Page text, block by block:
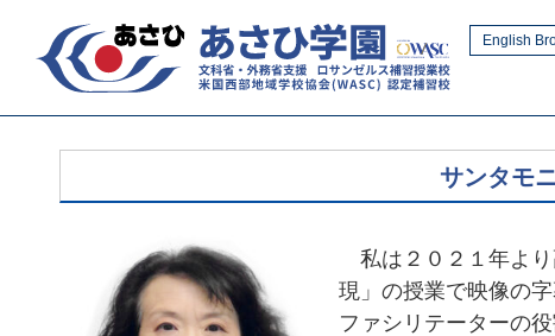
English
サンタモ
私は２０２１年より
現」の授業で映像の
ファシリテーターの